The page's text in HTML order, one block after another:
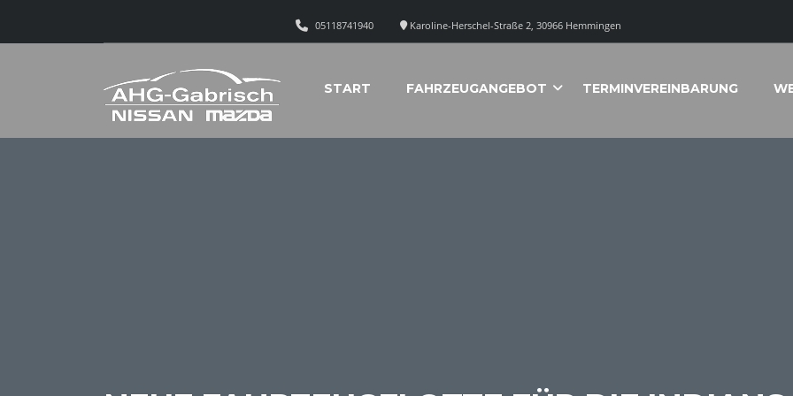
Karoline-Herschel-Straße 2, 30966 Hemmingen
05118741940
START FAHRZEUGANGEBOT TERMINVEREINBARUNG